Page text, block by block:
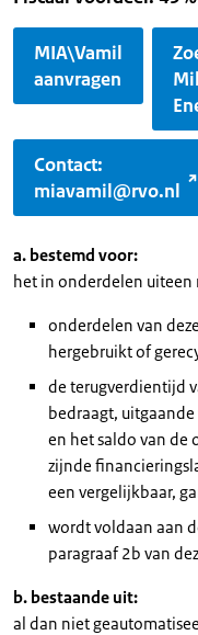
MIA\Vamil
aanvragen
Contact:
miavamil@rvo.nl
a. bestemd voor:
het in onderdelen
onderdelen van
hergebruikt of
de terugverdientijd
bedraagt,
en het saldo van de
zijnde
een vergelijkbaar,
wordt voldaan aan
paragraaf 2b van
b. bestaande uit:
al dan niet